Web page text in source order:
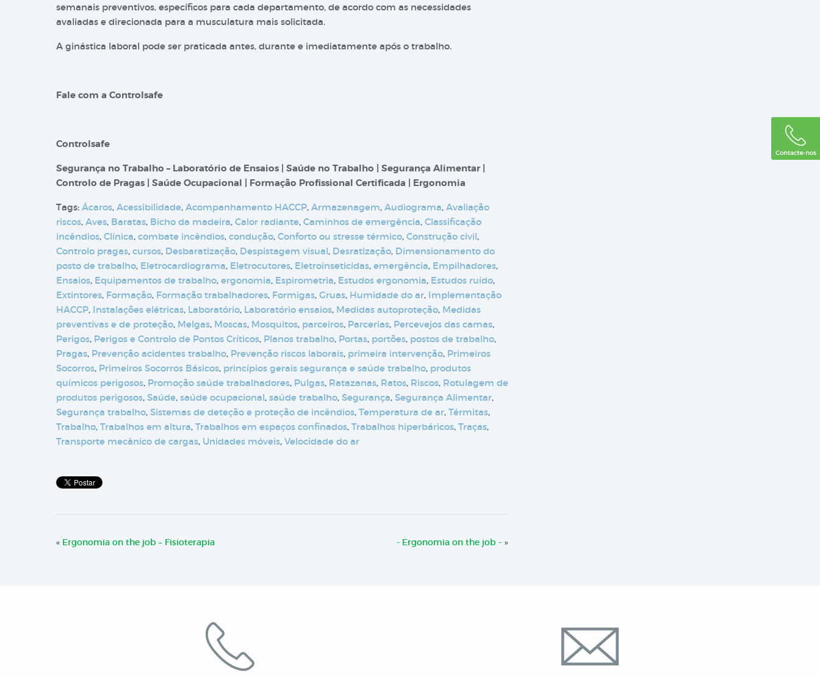
semanais preventivos, específicos para cada departamento, de acordo com as necessidades
avaliadas e direcionada para a musculatura mais solicitada.
A ginástica laboral pode ser praticada antes, durante e imediatamente após o trabalho.
Fale com a Controlsafe
Controlsafe
Segurança no Trabalho – Laboratório de Ensaios | Saúde no Trabalho | Segurança Alimentar |
Controlo de Pragas | Saúde Ocupacional | Formação Profissional Certificada | Ergonomia
Tags: Ácaros, Acessibilidade, Acompanhamento HACCP, Armazenagem, Audiograma, Avaliação
riscos, Aves, Baratas, Bicho da madeira, Calor radiante, Caminhos de emergência, Classificação
incêndios, Clínica, combate incêndios, condução, Conforto ou stresse térmico, Construção civil,
Controlo pragas, cursos, Desbaratização, Despistagem visual, Desratização, Dimensionamento do
posto de trabalho, Eletrocardiograma, Eletrocutores, Eletroinseticidas, emergência, Empilhadores,
Ensaios, Equipamentos de trabalho, ergonomia, Espirometria, Estudos ergonomia, Estudos ruído,
Extintores, Formação, Formação trabalhadores, Formigas, Gruas, Humidade do ar, Implementação
HACCP, Instalações elétricas, Laboratório, Laboratório ensaios, Medidas autoproteção, Medidas
preventivas e de proteção, Melgas, Moscas, Mosquitos, parceiros, Parcerias, Percevejos das camas,
Perigos, Perigos e Controlo de Pontos Críticos, Planos trabalho, Portas, portões, postos de trabalho,
Pragas, Prevenção acidentes trabalho, Prevenção riscos laborais, primeira intervenção, Primeiros
Socorros, Primeiros Socorros Básicos, princípios gerais segurança e saúde trabalho, produtos
químicos perigosos, Promoção saúde trabalhadores, Pulgas, Ratazanas, Ratos, Riscos, Rotulagem de
produtos perigosos, Saúde, saúde ocupacional, saúde trabalho, Segurança, Segurança Alimentar,
Segurança trabalho, Sistemas de deteção e proteção de incêndios, Temperatura de ar, Térmitas,
Trabalho, Trabalhos em altura, Trabalhos em espaços confinados, Trabalhos hiperbáricos, Traças,
Transporte mecânico de cargas, Unidades móveis, Velocidade do ar
« Ergonomia on the job – Fisioterapia - Ergonomia on the job - »